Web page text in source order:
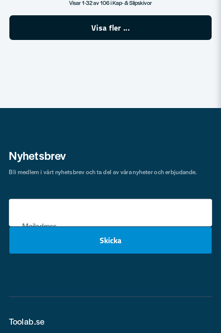
Visar 1-32 av 106 i Kap- & Slipskivor
Visa fler ...
Nyhetsbrev
Mejladress
Skicka
Bli medlem i vårt nyhetsbrev och ta del av våra nyheter och erbjudande.
Toolab.se